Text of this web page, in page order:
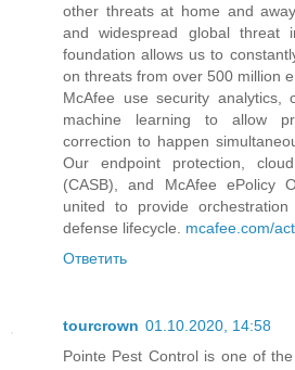
other threats at home and
and widespread global threat
foundation allows us to
on threats from over 500 million
McAfee use security analytics,
machine learning to allow
correction to happen
Our endpoint protection,
(CASB), and McAfee ePolicy
united to provide
defense lifecycle. mcafee.com/
Ответить
tourcrown 01.10.2020, 14:58
Pointe Pest Control is one of